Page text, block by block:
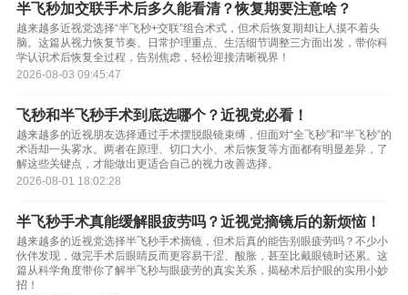
半飞秒加交联手术后多久能看清？恢复期要注意啥？
越来越多近视党选择“半飞秒+交联”组合术式，但术后恢复期却让人摸不着头
脑。这篇从视力恢复节奏、日常护理重点、生活细节调整三方面出发，带你科
学认识术后恢复全过程，告别焦虑，轻松迎接清晰视界！
2026-08-03 09:45:47
飞秒和半飞秒手术到底选哪个？近视党必看！
越来越多的近视朋友选择通过手术摆脱眼镜束缚，但面对“全飞秒”和“半飞秒”的
术语却一头雾水。两者在原理、切口大小、术后恢复等方面都有明显差异，了
解这些关键点，才能做出更适合自己的视力改善选择。
2026-08-01 18:02:28
半飞秒手术真能缓解眼疲劳吗？近视党摘镜后的新烦恼！
越来越多的近视党选择半飞秒手术摘镜，但术后真的能告别眼疲劳吗？不少小
伙伴发现，做完手术后眼睛反而更容易干涩、酸胀，甚至比戴眼镜时还累。这
篇从科学角度带你了解半飞秒与眼疲劳的真实关系，揭秘术后护眼的实用小妙
招！